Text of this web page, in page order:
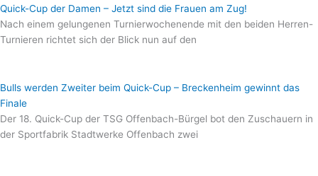
Quick-Cup der Damen – Jetzt sind die Frauen am Zug!
Nach einem gelungenen Turnierwochenende mit den beiden Herren-
Turnieren richtet sich der Blick nun auf den
Bulls werden Zweiter beim Quick-Cup – Breckenheim gewinnt das
Finale
Der 18. Quick-Cup der TSG Offenbach-Bürgel bot den Zuschauern in
der Sportfabrik Stadtwerke Offenbach zwei